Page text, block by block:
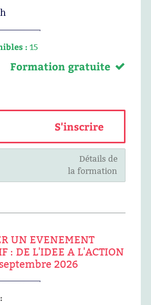
: 15
Formation gratuite
S'inscrire
Détails de
la formation
UN EVENEMENT
: DE L'IDEE A L'ACTION
2026